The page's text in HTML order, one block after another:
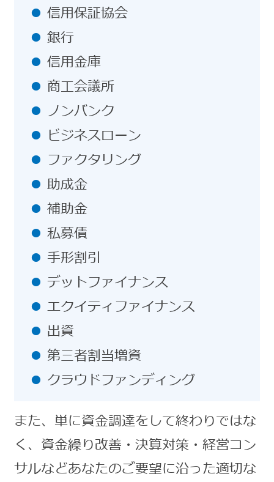
信用保証協会
銀行
信用金庫
商工会議所
ノンバンク
ビジネスローン
ファクタリング
助成金
補助金
私募債
手形割引
デットファイナンス
エクイティファイナンス
出資
第三者割当増資
クラウドファンディング
また、単に資金調達をして終わりではな
く、資金繰り改善・決算対策・経営コン
サルなどあなたのご要望に沿った適切な